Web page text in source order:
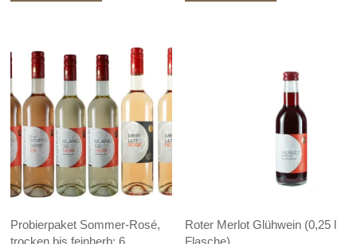
Probierpaket Sommer-Rosé,
trocken bis feinherb; 6
Roter Merlot Glühwein (0,25 l
Flasche)